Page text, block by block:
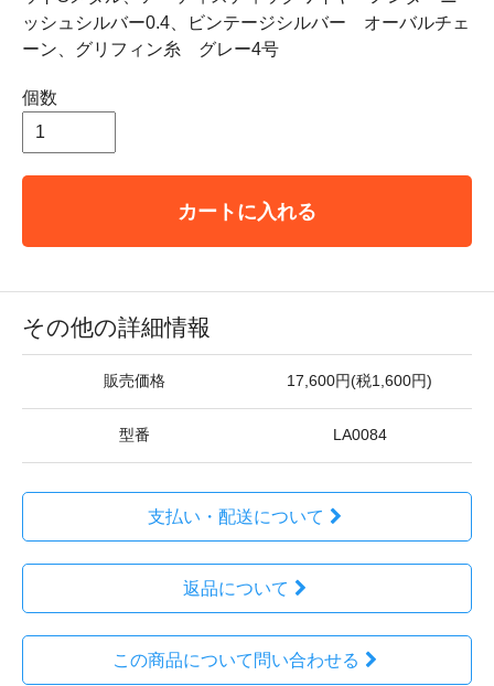
ッシュシルバー0.4、ビンテージシルバー オーバルチェ
ーン、グリフィン糸 グレー4号
個数
カートに入れる
その他の詳細情報
販売価格 17,600円(税1,600円)
型番 LA0084
支払い・配送について
返品について
この商品について問い合わせる